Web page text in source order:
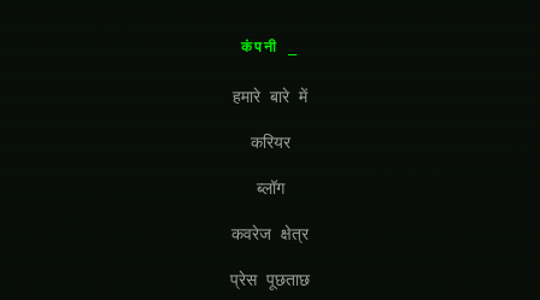
कंपनी
हमारे बारे में
करियर
ब्लॉग
कवरेज क्षेत्र
प्रेस पूछताछ